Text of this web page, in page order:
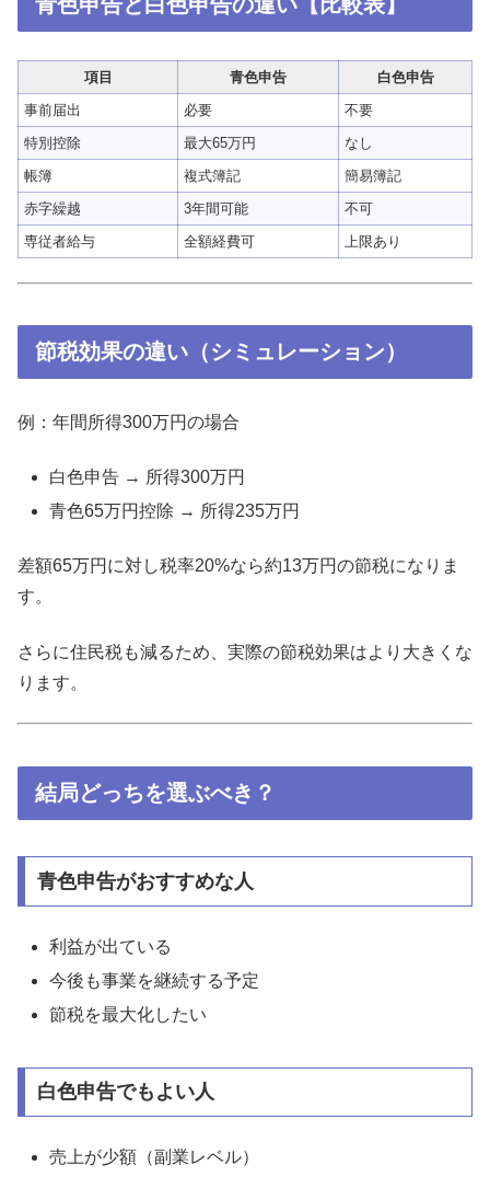
項目 青色申告
白色申告
事前届出
必要
不要
特別控除
最大65万円
なし
帳簿
複式簿記
簡易簿記
赤字繰越
3年間可能
不可
専従者給与
全額経費可 上限あり
節税効果の違い（シミュレーション）
例：年間所得300万円の場合
白色申告 → 所得300万円
青色65万円控除 → 所得235万円
差額65万円に対し税率20%なら約13万円の節税になりま
す。
さらに住民税も減るため、実際の節税効果はより大きくな
ります。
結局どっちを選ぶべき？
青色申告がおすすめな人
利益が出ている
今後も事業を継続する予定
節税を最大化したい
白色申告でもよい人
売上が少額（副業レベル）